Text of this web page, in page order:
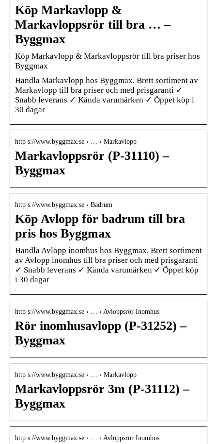
Köp Markavlopp &
Markavloppsrör till bra … –
Byggmax
Köp Markavlopp & Markavloppsrör till bra priser hos
Byggmax
Handla Markavlopp hos Byggmax. Brett sortiment av
Markavlopp till bra priser och med prisgaranti ✓
Snabb leverans ✓ Kända varumärken ✓ Öppet köp i
30 dagar
http s://www.byggmax.se › … › Markavlopp
Markavloppsrör (P-31110) –
Byggmax
http s://www.byggmax.se › Badrum
Köp Avlopp för badrum till bra
pris hos Byggmax
Handla Avlopp inomhus hos Byggmax. Brett sortiment
av Avlopp inomhus till bra priser och med prisgaranti
✓ Snabb leverans ✓ Kända varumärken ✓ Öppet köp
i 30 dagar
http s://www.byggmax.se › … › Avloppsrör Inomhus
Rör inomhusavlopp (P-31252) –
Byggmax
http s://www.byggmax.se › … › Markavlopp
Markavloppsrör 3m (P-31112) –
Byggmax
http s://www.byggmax.se › … › Avloppsrör Inomhus